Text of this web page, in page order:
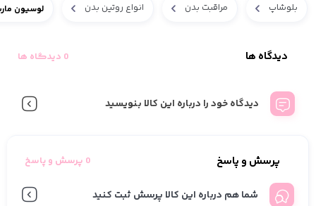
بلوشاپ مراقبت بدن انواع روتین بدن لوسیون
دیدگاه ها 0 دیدگاه ها
دیدگاه خود را درباره این کالا بنویسید
پرسش و پاسخ 0 پرسش و پاسخ
شما هم درباره این کالا پرسش ثبت کنید